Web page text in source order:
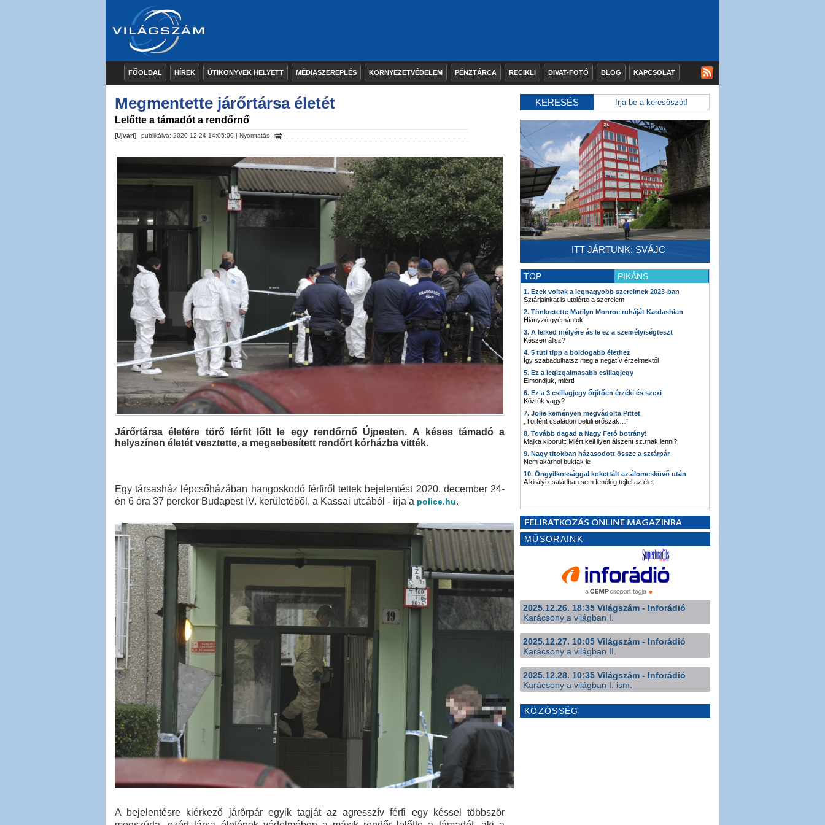
FŐOLDAL HÍREK ÚTIKÖNYVEK HELYETT MÉDIASZEREPLÉS KÖRNYEZETVÉDELEM PÉNZTÁRCA RECIKLI DIVAT-FOTÓ BLOG KAPCSOLAT
Megmentette járőrtársa életét
Lelőtte a támadót a rendőrnő
[Ujvári] publikálva: 2020-12-24 14:05:00 | Nyomtatás
Járőrtársa életére törő férfit lőtt le egy rendőrnő Újpesten. A késes támadó a
helyszínen életét vesztette, a megsebesített rendőrt kórházba vitték.
Egy társasház lépcsőházában hangoskodó férfiről tettek bejelentést 2020. december 24-
én 6 óra 37 perckor Budapest IV. kerületéből, a Kassai utcából - írja a police.hu.
A bejelentésre kiérkező járőrpár egyik tagját az agresszív férfi egy késsel többször
KERESÉS
ITT JÁRTUNK: SVÁJC
TOP PIKÁNS
1. Ezek voltak a legnagyobb szerelmek 2023-ban
Sztárjainkat is utolérte a szerelem
2. Tönkretette Marilyn Monroe ruháját Kardashian
Hiányzó gyémántok
3. A lelked mélyére ás le ez a személyiségteszt
Készen állsz?
4. 5 tuti tipp a boldogabb élethez
Így szabadulhatsz meg a negatív érzelmektől
5. Ez a legizgalmasabb csillagjegy
Elmondjuk, miért!
6. Ez a 3 csillagjegy őrjítően érzéki és szexi
Köztük vagy?
7. Jolie keményen megvádolta Pittet
„Történt családon belüli erőszak…”
8. Tovább dagad a Nagy Feró botrány!
Majka kiborult: Miért kell ilyen álszent sz.rnak lenni?
9. Nagy titokban házasodott össze a sztárpár
Nem akárhol buktak le
10. Öngyilkossággal kokettált az álomesküvő után
A királyi családban sem fenékig tejfel az élet
MŰSORAINK
2025.12.26. 18:35 Világszám - Inforádió
Karácsony a világban I.
2025.12.27. 10:05 Világszám - Inforádió
Karácsony a világban II.
2025.12.28. 10:35 Világszám - Inforádió
Karácsony a világban I. ism.
KÖZÖSSÉG